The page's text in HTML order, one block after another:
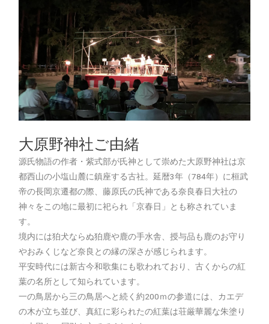
大原野神社ご由緒
源氏物語の作者・紫式部が氏神として崇めた大原野神社は京
都西山の小塩山麓に鎮座する古社。延暦3年（784年）に桓武
帝の長岡京遷都の際、藤原氏の氏神である奈良春日大社の
神々をこの地に最初に祀られ「京春日」とも称されていま
す。
境内には狛犬ならぬ狛鹿や鹿の手水舎、授与品も鹿のお守り
やおみくじなど奈良との縁の深さが感じられます。
平安時代には新古今和歌集にも歌われており、古くからの紅
葉の名所として知られています。
一の鳥居から三の鳥居へと続く約200ｍの参道には、カエデ
の木が立ち並び、真紅に彩られたの紅葉は荘厳華麗な朱塗り